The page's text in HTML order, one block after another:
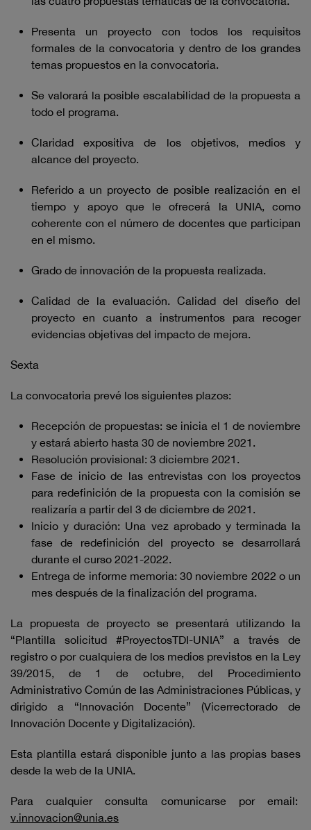
Presenta un proyecto con todos los requisitos
formales de la convocatoria y dentro de los grandes
temas propuestos en la convocatoria.
Se valorará la posible escalabilidad de la propuesta a
todo el programa.
Claridad expositiva de los objetivos, medios y
alcance del proyecto.
Referido a un proyecto de posible realización en el
tiempo y apoyo que le ofrecerá la UNIA, como
coherente con el número de docentes que participan
en el mismo.
Grado de innovación de la propuesta realizada.
Calidad de la evaluación. Calidad del diseño del
proyecto en cuanto a instrumentos para recoger
evidencias objetivas del impacto de mejora.
Sexta
La convocatoria prevé los siguientes plazos:
Recepción de propuestas: se inicia el 1 de noviembre
y estará abierto hasta 30 de noviembre 2021.
Resolución provisional: 3 diciembre 2021.
Fase de inicio de las entrevistas con los proyectos
para redefinición de la propuesta con la comisión se
realizaría a partir del 3 de diciembre de 2021.
Inicio y duración: Una vez aprobado y terminada la
fase de redefinición del proyecto se desarrollará
durante el curso 2021-2022.
Entrega de informe memoria: 30 noviembre 2022 o un
mes después de la finalización del programa.
La propuesta de proyecto se presentará utilizando la
“Plantilla solicitud #ProyectosTDI-UNIA” a través de
registro o por cualquiera de los medios previstos en la Ley
39/2015, de 1 de octubre, del Procedimiento
Administrativo Común de las Administraciones Públicas, y
dirigido a “Innovación Docente” (Vicerrectorado de
Innovación Docente y Digitalización).
Esta plantilla estará disponible junto a las propias bases
desde la web de la UNIA.
Para cualquier consulta comunicarse por email:
v.innovacion@unia.es